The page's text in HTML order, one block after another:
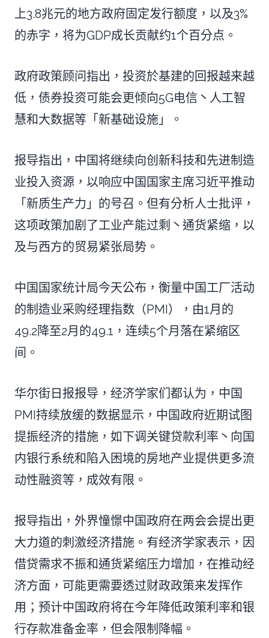
上3.8兆元的地方政府固定发行额度，以及3%
的赤字，将为GDP成长贡献约1个百分点。
政府政策顾问指出，投资於基建的回报越来越
低，债券投资可能会更倾向5G电信丶人工智
慧和大数据等「新基础设施」。
报导指出，中国将继续向创新科技和先进制造
业投入资源，以响应中国国家主席习近平推动
「新质生产力」的号召。但有分析人士批评，
这项政策加剧了工业产能过剩丶通货紧缩，以
及与西方的贸易紧张局势。
中国国家统计局今天公布，衡量中国工厂活动
的制造业采购经理指数（PMI），由1月的
49.2降至2月的49.1，连续5个月落在紧缩区
间。
华尔街日报报导，经济学家们都认为，中国
PMI持续放缓的数据显示，中国政府近期试图
提振经济的措施，如下调关键贷款利率丶向国
内银行系统和陷入困境的房地产业提供更多流
动性融资等，成效有限。
报导指出，外界憧憬中国政府在两会会提出更
大力道的刺激经济措施。有经济学家表示，因
借贷需求不振和通货紧缩压力增加，在推动经
济方面，可能更需要透过财政政策来发挥作
用；预计中国政府将在今年降低政策利率和银
行存款准备金率，但会限制降幅。